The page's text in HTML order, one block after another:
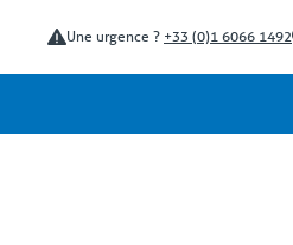
Une urgence ? +33 (0)1 6066 1492